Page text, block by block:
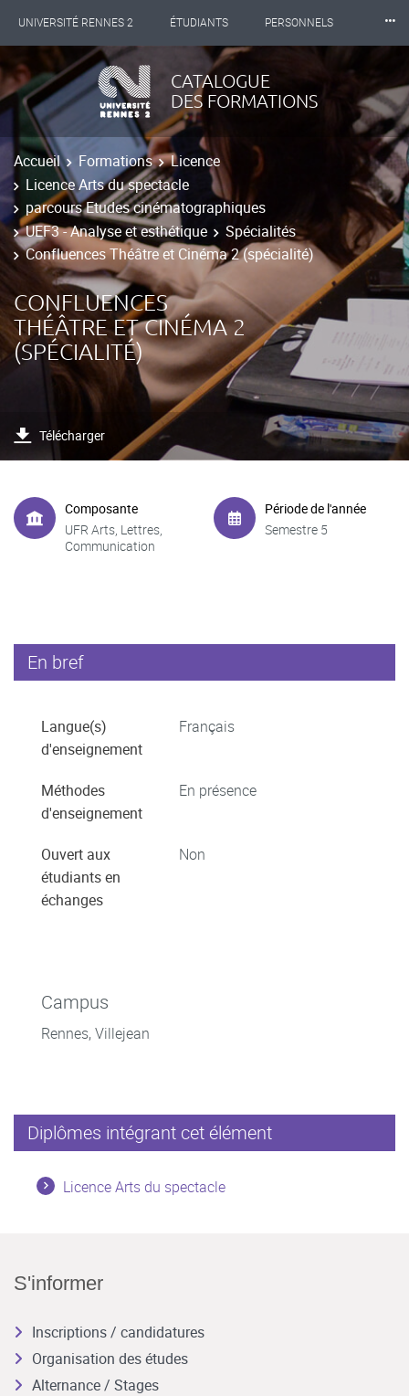
UNIVERSITÉ RENNES 2 ÉTUDIANTS PERSONNELS
INTERNATIONAL PROFESSIONNELS
LES NOUVELLES DE RENNES 2
⸱⸱⸱
CATALOGUE
DES FORMATIONS
Accueil Formations
Licence
Licence Arts du spectacle
parcours Etudes cinématographiques
UEF3 - Analyse et esthétique
Spécialités
Confluences Théâtre et Cinéma 2 (spécialité)
CONFLUENCES
THÉÂTRE ET CINÉMA 2
(SPÉCIALITÉ)
Télécharger
Composante
UFR Arts, Lettres,
Communication
Période de l'année
Semestre 5
En bref
Langue(s)
d'enseignement
Français
Méthodes
d'enseignement
En présence
Ouvert aux
étudiants en
échanges
Non
Campus
Rennes, Villejean
Diplômes intégrant cet élément
Licence Arts du spectacle
S'informer
Inscriptions / candidatures
Organisation des études
Alternance / Stages